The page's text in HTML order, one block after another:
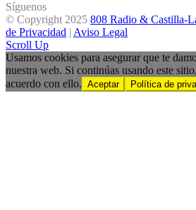
Síguenos
© Copyright 2025 808 Radio & Castilla-
de Privacidad | Aviso Legal
Scroll Up
Usamos cookies para asegurar que te
nuestra web. Si continúas usando este
acuerdo con ello. Aceptar Política de